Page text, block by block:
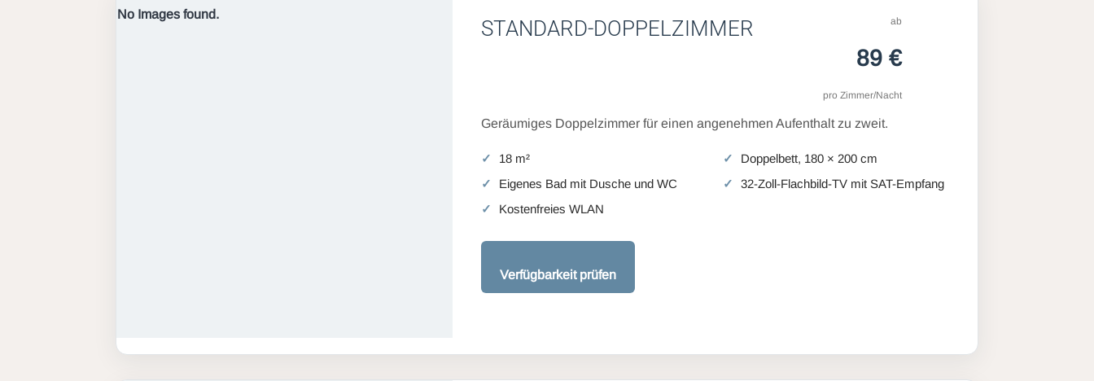
No Images found.
STANDARD-DOPPELZIMMER ab
89 €
pro Zimmer/Nacht
Geräumiges Doppelzimmer für einen angenehmen Aufenthalt zu zweit.
18 m²
Doppelbett, 180 × 200 cm
Eigenes Bad mit Dusche und WC
32-Zoll-Flachbild-TV mit SAT-Empfang
Kostenfreies WLAN
Verfügbarkeit prüfen